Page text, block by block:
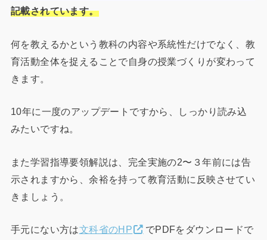
記載されています。
何を教えるかという教科の内容や系統性だけでなく、教
育活動全体を捉えることで自身の授業づくりが変わって
きます。
10年に一度のアップデートですから、しっかり読み込
みたいですね。
また学習指導要領解説は、完全実施の2〜３年前には告
示されますから、余裕を持って教育活動に反映させてい
きましょう。
手元にない方は文科省のHP
でPDFをダウンロードで